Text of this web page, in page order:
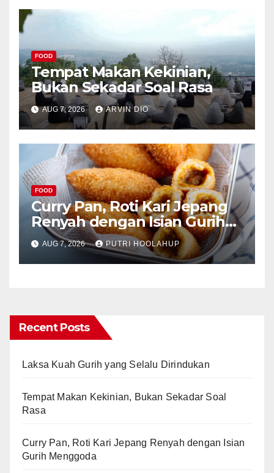
FOOD
Tempat Makan Kekinian,
Bukan Sekadar Soal Rasa
AUG 7, 2026 ARVIN DIO
FOOD
Curry Pan, Roti Kari Jepang
Renyah dengan Isian Gurih
Menggoda
AUG 7, 2026 PUTRI HOOLAHUP
Recent Posts
Laksa Kuah Gurih yang Selalu Dirindukan
Tempat Makan Kekinian, Bukan Sekadar Soal
Rasa
Curry Pan, Roti Kari Jepang Renyah dengan Isian
Gurih Menggoda